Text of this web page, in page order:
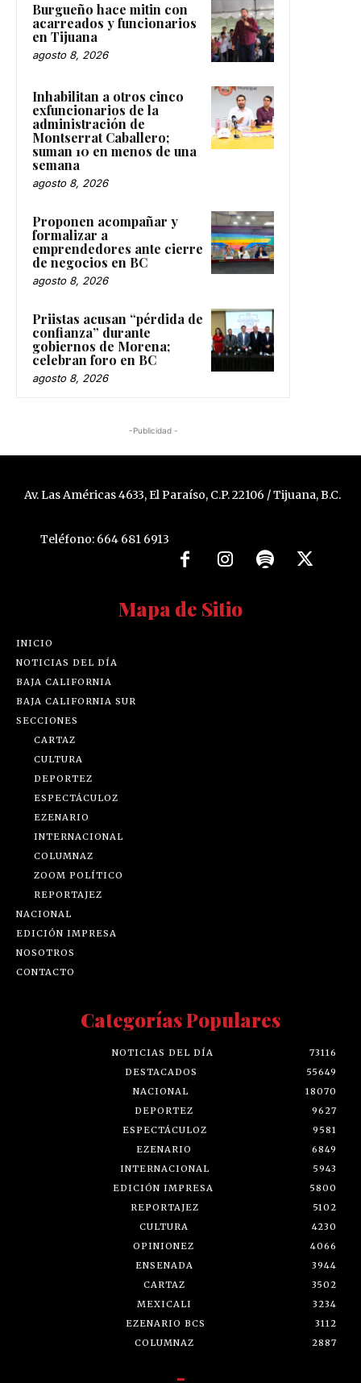
Burgueño hace mitin con
acarreados y funcionarios
en Tijuana
agosto 8, 2026
Inhabilitan a otros cinco
exfuncionarios de la
administración de
Montserrat Caballero;
suman 10 en menos de una
semana
agosto 8, 2026
Proponen acompañar y
formalizar a
emprendedores ante cierre
de negocios en BC
agosto 8, 2026
Priistas acusan “pérdida de
confianza” durante
gobiernos de Morena;
celebran foro en BC
agosto 8, 2026
-Publicidad -
Av. Las Américas 4633, El Paraíso, C.P. 22106 / Tijuana, B.C.
Teléfono: 664 681 6913
Mapa de Sitio
INICIO
NOTICIAS DEL DÍA
BAJA CALIFORNIA
BAJA CALIFORNIA SUR
SECCIONES
CARTAZ
CULTURA
DEPORTEZ
ESPECTÁCULOZ
EZENARIO
INTERNACIONAL
COLUMNAZ
ZOOM POLÍTICO
REPORTAJEZ
NACIONAL
EDICIÓN IMPRESA
NOSOTROS
CONTACTO
Categorías Populares
NOTICIAS DEL DÍA
73116
DESTACADOS
55649
NACIONAL
18070
DEPORTEZ
9627
ESPECTÁCULOZ
9581
EZENARIO
6849
INTERNACIONAL
5943
EDICIÓN IMPRESA
5800
REPORTAJEZ
5102
CULTURA
4230
OPINIONEZ
4066
ENSENADA
3944
CARTAZ
3502
MEXICALI
3234
EZENARIO BCS
3112
COLUMNAZ
2887